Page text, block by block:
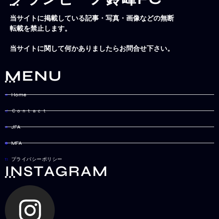
当サイトに掲載している記事・写真・画像などの無断
転載を禁止します。
当サイトに関して何かありましたらお問合せ下さい。
MENU
Home
Ｃｏｎｔａｃｔ
JFA
MFA
プライバシーポリシー
INSTAGRAM